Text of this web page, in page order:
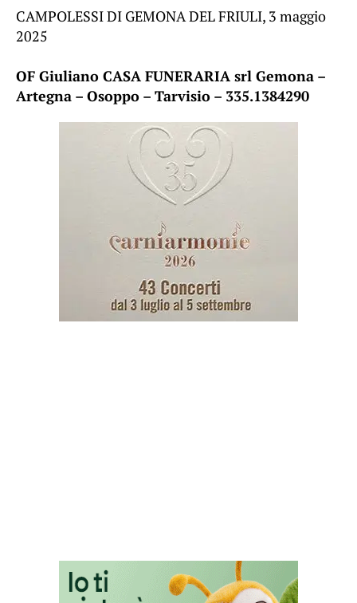
CAMPOLESSI DI GEMONA DEL FRIULI, 3 maggio
2025
OF Giuliano CASA FUNERARIA srl Gemona –
Artegna – Osoppo – Tarvisio – 335.1384290